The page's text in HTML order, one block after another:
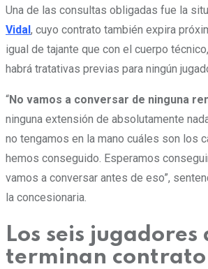
Una de las consultas obligadas fue la
Vidal, cuyo contrato también expira
igual de tajante que con el cuerpo
habrá tratativas previas para ningún
“No vamos a conversar de ninguna
ninguna extensión de absolutamente
no tengamos en la mano cuáles son los
hemos conseguido. Esperamos
vamos a conversar antes de eso”,
la concesionaria.
Los seis jugadores
terminan contrato